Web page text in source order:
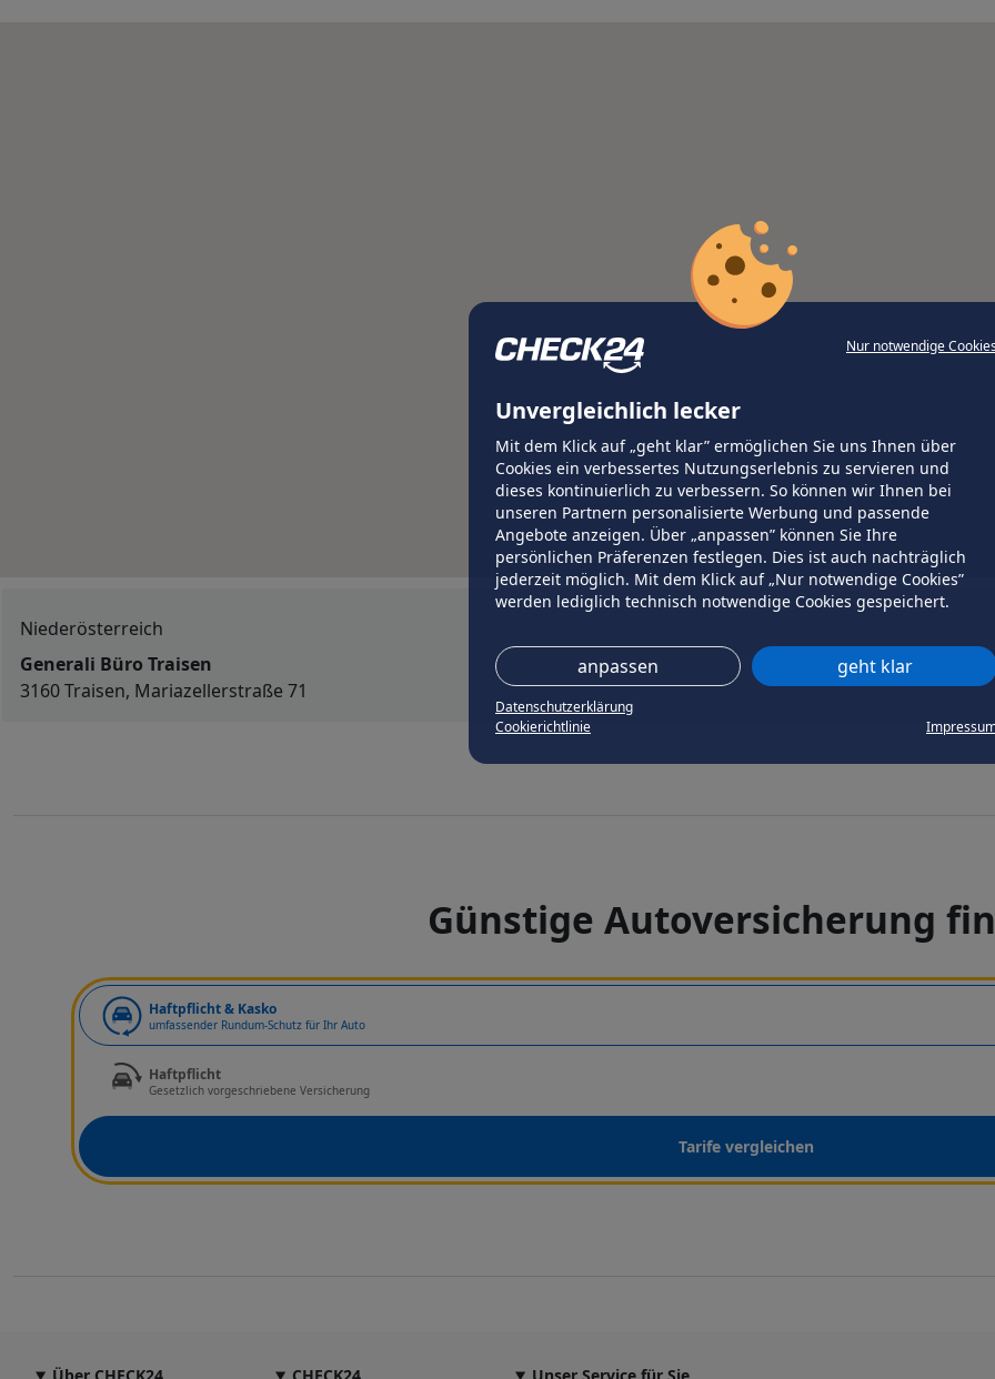
Nur notwendige
Unvergleichlich lecker
Mit dem Klick auf „geht klar” ermöglichen Sie uns Ihnen über
Cookies ein verbessertes Nutzungserlebnis zu servieren und
dieses kontinuierlich zu verbessern. So können wir Ihnen bei
unseren Partnern personalisierte Werbung und passende
Angebote anzeigen. Über „anpassen” können Sie Ihre
persönlichen Präferenzen festlegen. Dies ist auch nachträglich
jederzeit möglich. Mit dem Klick auf „Nur notwendige Cookies”
werden lediglich technisch notwendige Cookies gespeichert.
anpassen geht klar
Datenschutzerklärung
Cookierichtlinie
Niederösterreich
Generali Büro Traisen
3160 Traisen, Mariazellerstraße 71
Günstige Autoversicherung
Haftpflicht & Kasko
umfassender Rundum-Schutz für Ihr Auto
Haftpflicht
Gesetzlich vorgeschriebene Versicherung
Tarife vergleichen